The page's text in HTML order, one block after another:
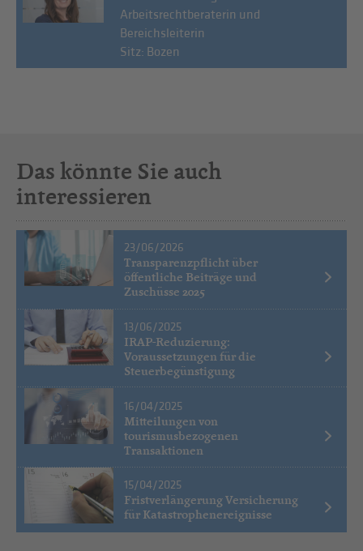
Arbeitsrechtberaterin und
Bereichsleiterin
Sitz: Bozen
Das könnte Sie auch
interessieren
23/06/2026
Transparenzpflicht über
öffentliche Beiträge und
Zuschüsse 2025
13/06/2025
IRAP-Reduzierung:
Voraussetzungen für die
Steuerbegünstigung
16/04/2025
Mitteilungen von
tourismusbezogenen
Transaktionen
15/04/2025
Fristverlängerung Versicherung
für Katastrophenereignisse